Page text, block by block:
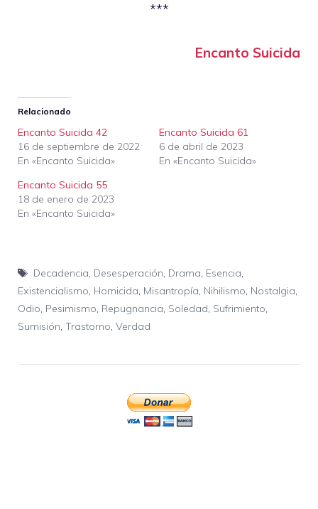
***
Encanto Suicida
Relacionado
Encanto Suicida 42
16 de septiembre de 2022
En «Encanto Suicida»
Encanto Suicida 61
6 de abril de 2023
En «Encanto Suicida»
Encanto Suicida 55
18 de enero de 2023
En «Encanto Suicida»
Etiquetas
Decadencia, Desesperación, Drama, Esencia,
Existencialismo, Homicida, Misantropía, Nihilismo, Nostalgia,
Odio, Pesimismo, Repugnancia, Soledad, Sufrimiento,
Sumisión, Trastorno, Verdad